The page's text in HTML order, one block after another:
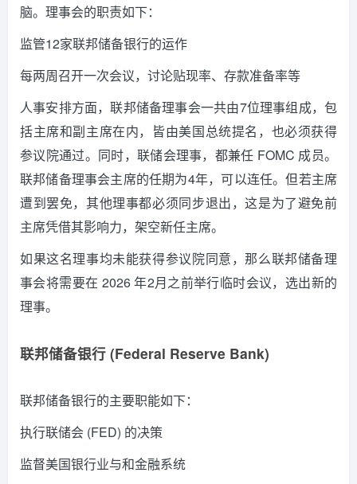
脑。 理事会的职责如下：
监管12家联邦储备银行的运作
每两周召开一次会议，讨论贴现率、存款准备率等
人事安排方面，联邦储备理事会一共由7位理事组成，包
括主席和副主席在内，皆由美国总统提名，也必须获得
参议院通过。 同时，联储会理事，都兼任 FOMC 成员。
联邦储备理事会主席的任期为4年，可以连任。但若主席
遭到罢免，其他理事都必须同步退出，这是为了避免前
主席凭借其影响力，架空新任主席。
如果这名理事均未能获得参议院同意，那么联邦储备理
事会将需要在 2026 年2月之前举行临时会议，选出新的
理事。
联邦储备银行 (Federal Reserve Bank)
联邦储备银行的主要职能如下：
执行联储会 (FED) 的决策
监督美国银行业与和金融系统